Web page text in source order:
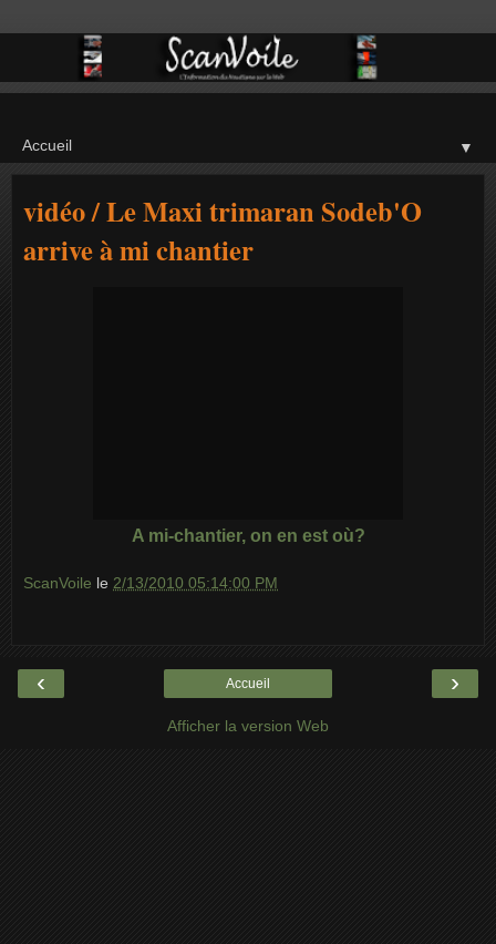
▼
vidéo / Le Maxi trimaran Sodeb'O
arrive à mi chantier
A mi-chantier, on en est où?
ScanVoile le 2/13/2010 05:14:00 PM
‹ ›
Accueil
Afficher la version Web